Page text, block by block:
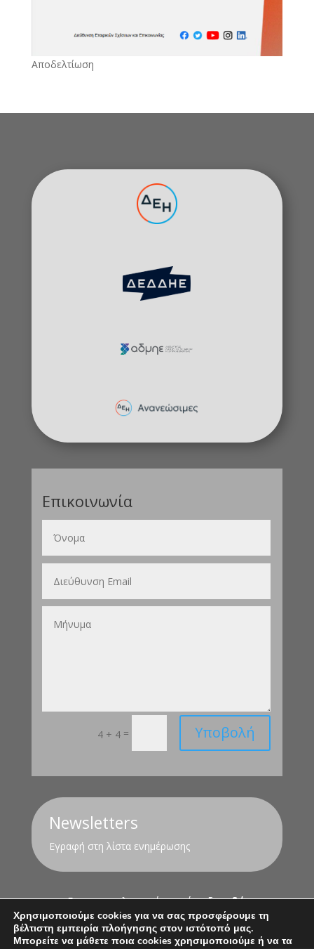
Αποδελτίωση
Επικοινωνία
4 + 4 = Υποβολή
Newsletters
Εγραφή στη λίστα ενημέρωσης
Για τον υπολογισμό της σύνταξηςεδώ
Όροι Χρήσης Πολιτική Απορρήτου
Χρησιμοποιούμε cookies για να σας προσφέρουμε τη
βέλτιστη εμπειρία πλοήγησης στον ιστότοπό μας.
Μπορείτε να μάθετε ποια cookies χρησιμοποιούμε ή να τα